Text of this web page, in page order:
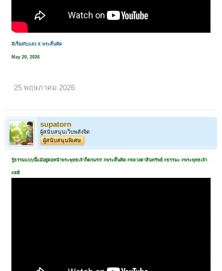
มีเรื่องกับแสง X พระสิ้นคิด
May 20, 2026
25 พฤษภาคม 2026
supatorn
ผู้สนับสนุนเว็บพลังจิต
ผู้สนับสนุนพิเศษ
รู้ธรรมแบบนี้แม้อยู่ต่อหน้าพระพุทธเจ้าก็ตกนรก! #พระสิ้นคิด #หลวงตาสินทรัพย์ #ธรรมะ #พระพุทธเจ้า
#สติ